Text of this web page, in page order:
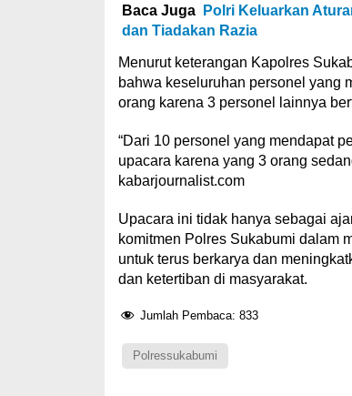
Baca Juga
Polri Keluarkan
dan Tiadakan Razia
Menurut keterangan Kapolres
bahwa keseluruhan personel yang
orang karena 3 personel lainnya
“Dari 10 personel yang mendapat
upacara karena yang 3 orang
kabarjournalist.com
Upacara ini tidak hanya sebagai
komitmen Polres Sukabumi dalam
untuk terus berkarya dan
dan ketertiban di masyarakat.
Jumlah Pembaca: 833
Polressukabumi